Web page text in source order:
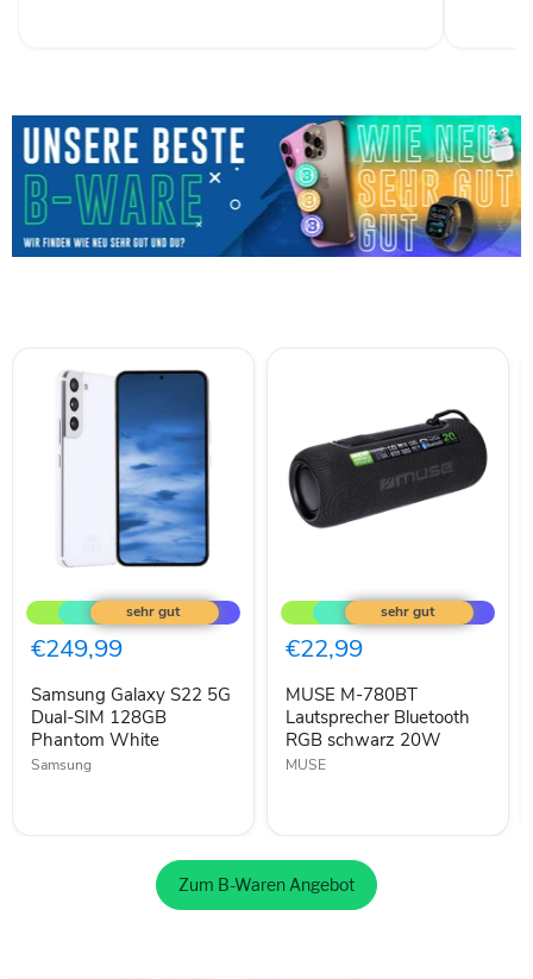
Galaxy
S22
5G
Dual-
128GB
Phantom
White
€249,99
Samsung Galaxy S22 5G
Dual-SIM 128GB
Phantom White
Samsung
M-
780BT
Lautsprecher
Bluetooth
schwarz
20W
€22,99
MUSE M-780BT
Lautsprecher Bluetooth
RGB schwarz 20W
MUSE
Zum B-Waren Angebot